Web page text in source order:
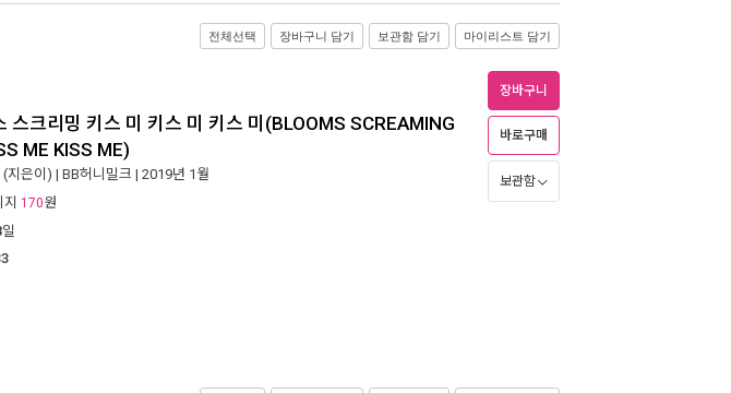
전체선택 장바구니 담기 보관함 담기 마이리스트 담기
스크리밍 키스 미 키스 미 키스 미(BLOOMS SCREAMING
ME KISS ME)
(지은이) | BB허니밀크 | 2019년 1월
지 170원
일
장바구니
바로구매
보관함